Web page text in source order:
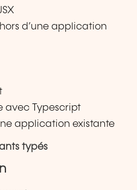
d’une application
avec Typescript
application existante
typés